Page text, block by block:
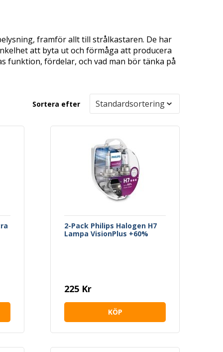
framför allt till strålkastaren. De har
att byta ut och förmåga att producera
funktion, fördelar, och vad man bör tänka på
Sortera efter
2-Pack Philips Halogen H7
Lampa VisionPlus +60%
225 Kr
KÖP